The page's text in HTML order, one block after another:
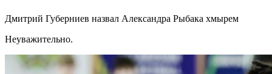
Дмитрий Губерниев назвал Александра Рыбака хмырем
Неуважительно.